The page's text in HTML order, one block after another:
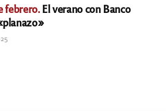
febrero.El verano con Banco